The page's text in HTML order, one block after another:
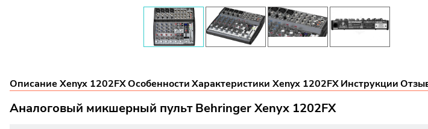
Описание Xenyx 1202FXОсобенностиХарактеристики Xenyx 1202FXИнструкции
Аналоговый микшерный пульт Behringer Xenyx 1202FX